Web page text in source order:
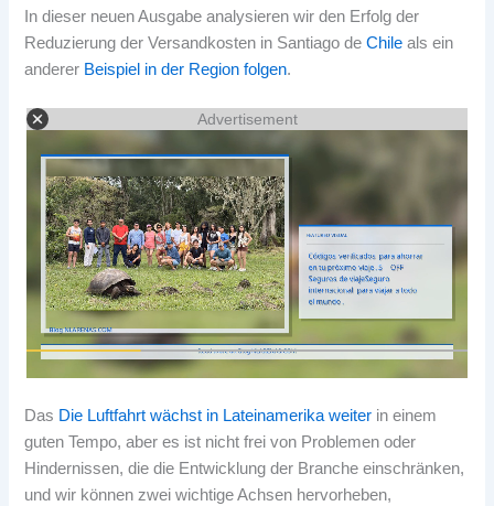
In dieser neuen Ausgabe analysieren wir den Erfolg der
Reduzierung der Versandkosten in Santiago deChile als ein
anderer Beispiel in der Region folgen.
Advertisement
Das Die Luftfahrt wächst in Lateinamerika weiter in einem
guten Tempo, aber es ist nicht frei von Problemen oder
Hindernissen, die die Entwicklung der Branche einschränken,
und wir können zwei wichtige Achsen hervorheben,